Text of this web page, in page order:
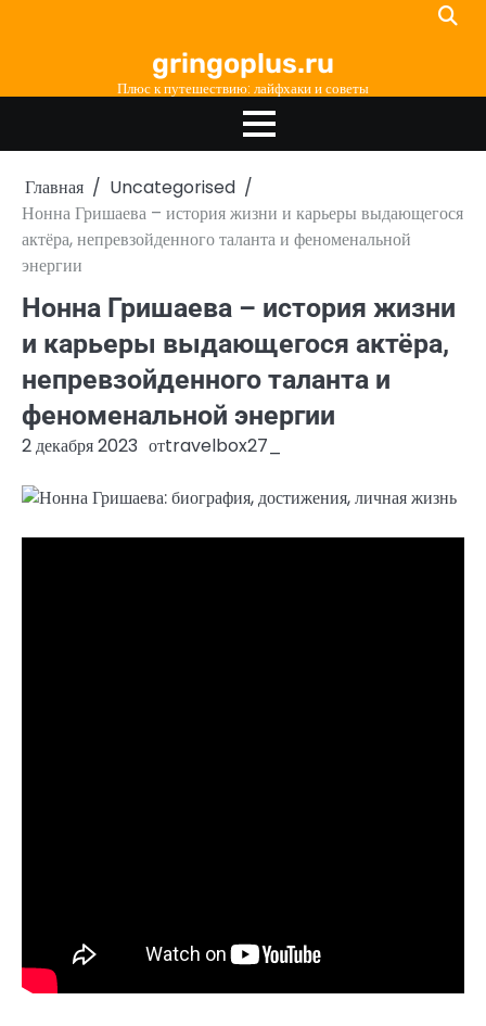
gringoplus.ru
Плюс к путешествию: лайфхаки и советы
Главная
Uncategorised
Нонна Гришаева – история жизни и карьеры выдающегося
актёра, непревзойденного таланта и феноменальной
энергии
Нонна Гришаева – история жизни
и карьеры выдающегося актёра,
непревзойденного таланта и
феноменальной энергии
2 декабря 2023 отtravelbox27_